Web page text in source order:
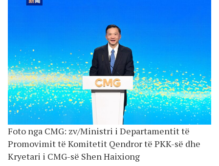
Foto nga CMG: zv/Ministri i Departamentit të
Promovimit të Komitetit Qendror të PKK-së dhe
Kryetari i CMG-së Shen Haixiong